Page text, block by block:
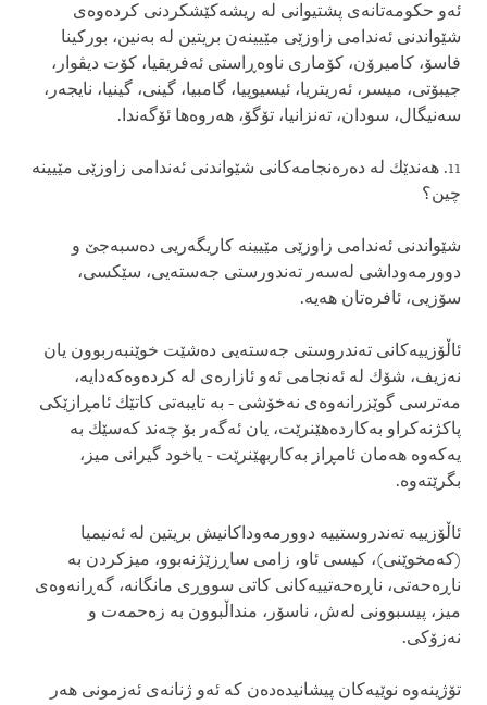
ئه‌و حكومه‌تانه‌ی‌ پشتیوانی‌ له‌ ریشه‌كێشكردنی‌ كرده‌وه‌ی‌
شێواندنی‌ ئه‌ندامی‌ زاوزێی مێیینه‌ن بریتین له‌ به‌نین، بوركینا
فاسۆ، كامیرۆن، كۆماری‌ ناوه‌ڕاستی‌ ئه‌فریقیا، كۆت دیڤوار،
جیبۆتی‌، میسر، ئه‌ریتریا، ئیسیوپیا، گامبیا، گینی‌، گینیا، نایجه‌ر،
سه‌نیگال، سودان، ته‌نزانیا، تۆگۆ، هه‌روه‌ها ئۆگه‌ندا.
11. هه‌ندێك له‌ ده‌ره‌نجامه‌كانی‌ شێواندنی‌ ئه‌ندامی‌ زاوزێی مێیینه‌
چین؟
شێواندنی‌ ئه‌ندامی‌ زاوزێی مێیینه‌ كاریگه‌ریی ده‌سبه‌جێ‌ و
دوورمه‌وداشی‌ له‌سه‌ر ته‌ندورستی‌ جه‌سته‌یی، سێكسی‌،
سۆزیی، ئافره‌تان هه‌یه‌.
ئاڵۆزییه‌كانی‌ ته‌ندروستی جه‌سته‌یی ده‌شێت خوێنبه‌ربوون یان
نه‌زیف، شۆك له‌ ئه‌نجامی‌ ئه‌و ئازاره‌ی‌ له‌ كرده‌وه‌كه‌دایه‌،
مه‌ترسی گوێزرانه‌وه‌ی‌ نه‌خۆشی‌ - به‌ تایبه‌تی‌ كاتێك ئامڕازێكی‌
پاكژنه‌كراو به‌كارده‌هێنرێت، یان ئه‌گه‌ر بۆ چه‌ند كه‌سێك به‌
یه‌كه‌وه‌ هه‌مان ئامڕاز به‌كاربهێنرێت - یاخود گیرانی‌ میز،
بگرێته‌وه‌.
ئاڵۆزییه‌ ته‌ندروستییه‌ دوورمه‌وداكانیش بریتین له‌ ئه‌نیمیا
(كه‌مخوێنی‌)، كیسی‌ ئاو، زامی‌ ساڕزێژنه‌بوو، میزكردن به‌
ناڕه‌حه‌تی‌، ناڕه‌حه‌تییه‌كانی‌ كاتی‌ سووڕی‌ مانگانه‌، گه‌ڕانه‌وه‌ی‌
میز، پیسبوونی‌ له‌ش، ناسۆر، منداڵبوون به‌ زه‌حمه‌ت و
نه‌زۆكی‌.
تۆژینه‌وه‌ نوێیه‌كان پیشانیده‌ده‌ن كه‌ ئه‌و ژنانه‌ی‌ ئه‌زمونی‌ هه‌ر